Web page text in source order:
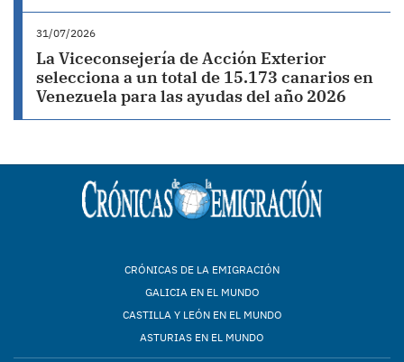
31/07/2026
La Viceconsejería de Acción Exterior
selecciona a un total de 15.173 canarios en
Venezuela para las ayudas del año 2026
CRÓNICAS DE LA EMIGRACIÓN
GALICIA EN EL MUNDO
CASTILLA Y LEÓN EN EL MUNDO
ASTURIAS EN EL MUNDO